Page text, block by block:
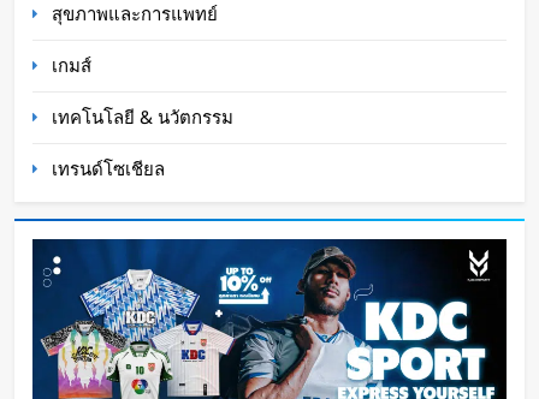
เปลี่ยนแฟนคลับให้เป็นผู้สร้างคอนเทนต์
Oat Content 19 ชั่วโมง ago
สุขภาพและการแพทย์
เกมส์
เทคโนโลยี & นวัตกรรม
เทรนด์โซเชียล